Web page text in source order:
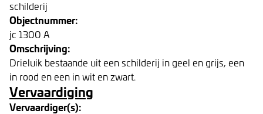
schilderij
Objectnummer:
jc 1300 A
Omschrijving:
Drieluik bestaande uit een schilderij in geel en grijs, een
in rood en een in wit en zwart.
Vervaardiging
Vervaardiger(s):